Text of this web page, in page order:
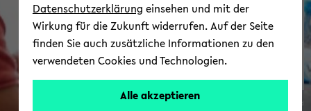
© Uni­ver­si­tät Bie­le­feld
Datenschutzerklärung einsehen und mit der
Wirkung für die Zukunft widerrufen. Auf der Seite
finden Sie auch zusätzliche Informationen zu den
verwendeten Cookies und Technologien.
Alle akzeptieren